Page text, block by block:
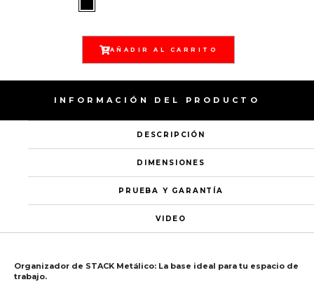
AÑADIR AL CARRITO
INFORMACIÓN DEL PRODUCTO
DESCRIPCIÓN
DIMENSIONES
PRUEBA Y GARANTÍA
VIDEO
Organizador de STACK Metálico: La base ideal para tu espacio de
trabajo.